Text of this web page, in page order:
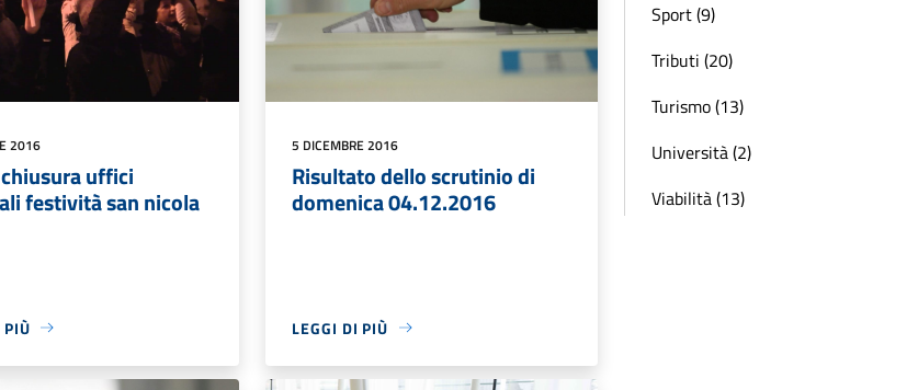
2016
uffici
festività san nicola
PIÙ
5 DICEMBRE 2016
Risultato dello scrutinio di
domenica 04.12.2016
LEGGI DI PIÙ
Sport (9)
Tributi (20)
Turismo (13)
Università (2)
Viabilità (13)